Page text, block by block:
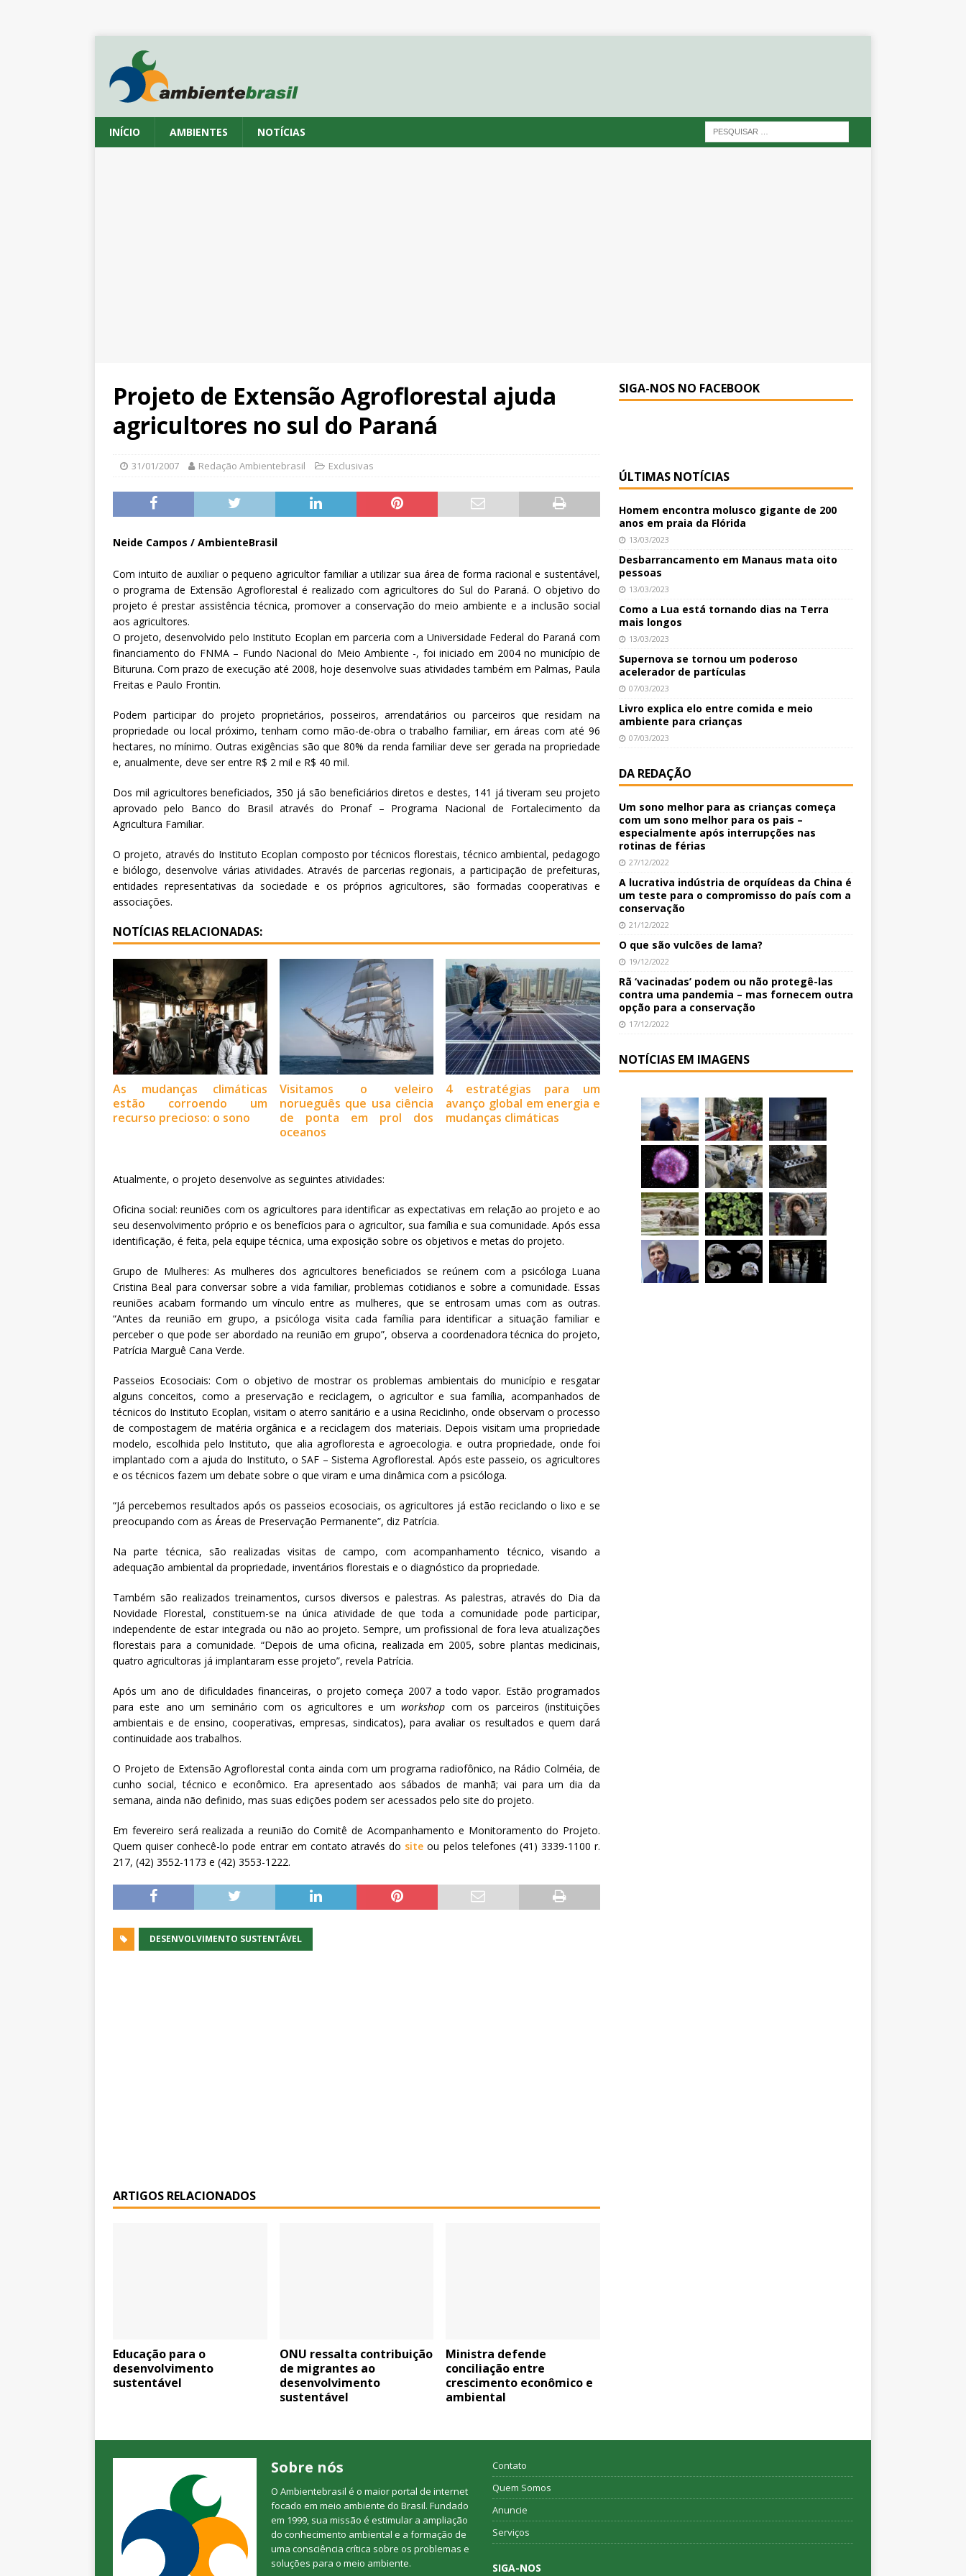
INÍCIO AMBIENTES NOTÍCIAS
Projeto de Extensão Agroflorestal ajuda
agricultores no sul do Paraná
31/01/2007 Redação Ambientebrasil Exclusivas
Neide Campos / AmbienteBrasil
Com intuito de auxiliar o pequeno agricultor familiar a utilizar sua área de forma racional e sustentável,
o programa de Extensão Agroflorestal é realizado com agricultores do Sul do Paraná. O objetivo do
projeto é prestar assistência técnica, promover a conservação do meio ambiente e a inclusão social
aos agricultores.
O projeto, desenvolvido pelo Instituto Ecoplan em parceria com a Universidade Federal do Paraná com
financiamento do FNMA – Fundo Nacional do Meio Ambiente -, foi iniciado em 2004 no município de
Bituruna. Com prazo de execução até 2008, hoje desenvolve suas atividades também em Palmas, Paula
Freitas e Paulo Frontin.
Podem participar do projeto proprietários, posseiros, arrendatários ou parceiros que residam na
propriedade ou local próximo, tenham como mão-de-obra o trabalho familiar, em áreas com até 96
hectares, no mínimo. Outras exigências são que 80% da renda familiar deve ser gerada na propriedade
e, anualmente, deve ser entre R$ 2 mil e R$ 40 mil.
Dos mil agricultores beneficiados, 350 já são beneficiários diretos e destes, 141 já tiveram seu projeto
aprovado pelo Banco do Brasil através do Pronaf – Programa Nacional de Fortalecimento da
Agricultura Familiar.
O projeto, através do Instituto Ecoplan composto por técnicos florestais, técnico ambiental, pedagogo
e biólogo, desenvolve várias atividades. Através de parcerias regionais, a participação de prefeituras,
entidades representativas da sociedade e os próprios agricultores, são formadas cooperativas e
associações.
NOTÍCIAS RELACIONADAS:
As mudanças climáticas
estão corroendo um
recurso precioso: o sono
Visitamos o veleiro
norueguês que usa ciência
de ponta em prol dos
oceanos
4 estratégias para um
avanço global em energia e
mudanças climáticas
Atualmente, o projeto desenvolve as seguintes atividades:
Oficina social: reuniões com os agricultores para identificar as expectativas em relação ao projeto e ao
seu desenvolvimento próprio e os benefícios para o agricultor, sua família e sua comunidade. Após essa
identificação, é feita, pela equipe técnica, uma exposição sobre os objetivos e metas do projeto.
Grupo de Mulheres: As mulheres dos agricultores beneficiados se reúnem com a psicóloga Luana
Cristina Beal para conversar sobre a vida familiar, problemas cotidianos e sobre a comunidade. Essas
reuniões acabam formando um vínculo entre as mulheres, que se entrosam umas com as outras.
“Antes da reunião em grupo, a psicóloga visita cada família para identificar a situação familiar e
perceber o que pode ser abordado na reunião em grupo”, observa a coordenadora técnica do projeto,
Patrícia Marguê Cana Verde.
Passeios Ecosociais: Com o objetivo de mostrar os problemas ambientais do município e resgatar
alguns conceitos, como a preservação e reciclagem, o agricultor e sua família, acompanhados de
técnicos do Instituto Ecoplan, visitam o aterro sanitário e a usina Reciclinho, onde observam o processo
de compostagem de matéria orgânica e a reciclagem dos materiais. Depois visitam uma propriedade
modelo, escolhida pelo Instituto, que alia agrofloresta e agroecologia. e outra propriedade, onde foi
implantado com a ajuda do Instituto, o SAF – Sistema Agroflorestal. Após este passeio, os agricultores
e os técnicos fazem um debate sobre o que viram e uma dinâmica com a psicóloga.
“Já percebemos resultados após os passeios ecosociais, os agricultores já estão reciclando o lixo e se
preocupando com as Áreas de Preservação Permanente”, diz Patrícia.
Na parte técnica, são realizadas visitas de campo, com acompanhamento técnico, visando a
adequação ambiental da propriedade, inventários florestais e o diagnóstico da propriedade.
Também são realizados treinamentos, cursos diversos e palestras. As palestras, através do Dia da
Novidade Florestal, constituem-se na única atividade de que toda a comunidade pode participar,
independente de estar integrada ou não ao projeto. Sempre, um profissional de fora leva atualizações
florestais para a comunidade. “Depois de uma oficina, realizada em 2005, sobre plantas medicinais,
quatro agricultoras já implantaram esse projeto”, revela Patrícia.
Após um ano de dificuldades financeiras, o projeto começa 2007 a todo vapor. Estão programados
para este ano um seminário com os agricultores e umworkshop com os parceiros (instituições
ambientais e de ensino, cooperativas, empresas, sindicatos), para avaliar os resultados e quem dará
continuidade aos trabalhos.
O Projeto de Extensão Agroflorestal conta ainda com um programa radiofônico, na Rádio Colméia, de
cunho social, técnico e econômico. Era apresentado aos sábados de manhã; vai para um dia da
semana, ainda não definido, mas suas edições podem ser acessados pelo site do projeto.
Em fevereiro será realizada a reunião do Comitê de Acompanhamento e Monitoramento do Projeto.
Quem quiser conhecê-lo pode entrar em contato através do site ou pelos telefones (41) 3339-1100 r.
217, (42) 3552-1173 e (42) 3553-1222.
DESENVOLVIMENTO SUSTENTÁVEL
ARTIGOS RELACIONADOS
Educação para o
desenvolvimento
sustentável
ONU ressalta contribuição
de migrantes ao
desenvolvimento
sustentável
Ministra defende
conciliação entre
crescimento econômico e
ambiental
SIGA-NOS NO FACEBOOK
ÚLTIMAS NOTÍCIAS
Homem encontra molusco gigante de 200
anos em praia da Flórida
13/03/2023
Desbarrancamento em Manaus mata oito
pessoas
13/03/2023
Como a Lua está tornando dias na Terra
mais longos
13/03/2023
Supernova se tornou um poderoso
acelerador de partículas
07/03/2023
Livro explica elo entre comida e meio
ambiente para crianças
07/03/2023
DA REDAÇÃO
Um sono melhor para as crianças começa
com um sono melhor para os pais –
especialmente após interrupções nas
rotinas de férias
27/12/2022
A lucrativa indústria de orquídeas da China é
um teste para o compromisso do país com a
conservação
21/12/2022
O que são vulcões de lama?
19/12/2022
Rã ‘vacinadas’ podem ou não protegê-las
contra uma pandemia – mas fornecem outra
opção para a conservação
17/12/2022
NOTÍCIAS EM IMAGENS
Sobre nós
O Ambientebrasil é o maior portal de internet
focado em meio ambiente do Brasil. Fundado
em 1999, sua missão é estimular a ampliação
do conhecimento ambiental e a formação de
uma consciência crítica sobre os problemas e
soluções para o meio ambiente.
Contato
Quem Somos
Anuncie
Serviços
SIGA-NOS